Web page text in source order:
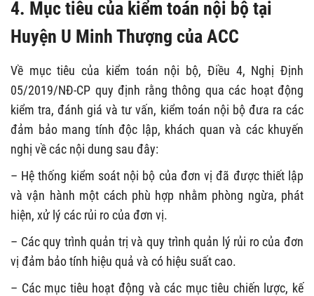
4. Mục tiêu của kiểm toán nội bộ tại
Huyện U Minh Thượng của ACC
Về mục tiêu của kiểm toán nội bộ, Điều 4, Nghị Định
05/2019/NĐ-CP quy định rằng thông qua các hoạt động
kiểm tra, đánh giá và tư vấn, kiểm toán nội bộ đưa ra các
đảm bảo mang tính độc lập, khách quan và các khuyến
nghị về các nội dung sau đây:
– Hệ thống kiểm soát nội bộ của đơn vị đã được thiết lập
và vận hành một cách phù hợp nhằm phòng ngừa, phát
hiện, xử lý các rủi ro của đơn vị.
– Các quy trình quản trị và quy trình quản lý rủi ro của đơn
vị đảm bảo tính hiệu quả và có hiệu suất cao.
– Các mục tiêu hoạt động và các mục tiêu chiến lược, kế